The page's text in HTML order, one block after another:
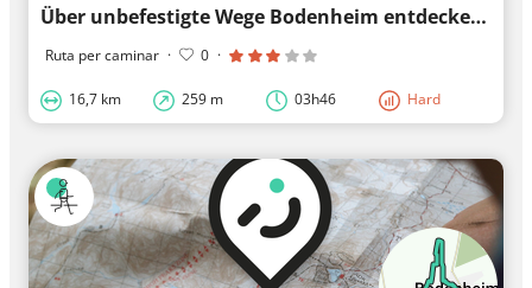
Über unbefestigte Wege Bodenheim entdecken
Ruta per caminar · 0 ·
16,7 km 259 m 03h46 Hard